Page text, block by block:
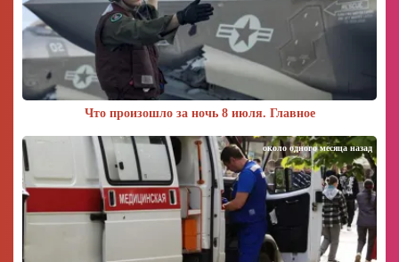
Что произошло за ночь 8 июля. Главное
около одного месяца назад